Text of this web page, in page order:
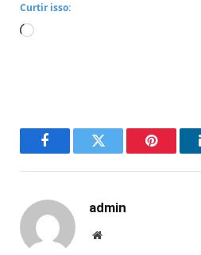
Curtir isso:
Carregando...
FacebookTwitter Pinterest
admin
Website